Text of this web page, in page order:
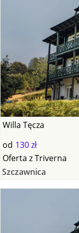
Willa Tęcza
od 130 zł
Oferta zTriverna
Szczawnica